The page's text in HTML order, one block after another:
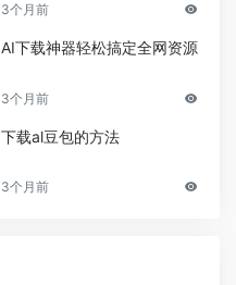
3个月前
AI下载神器轻松搞定全网资源
3个月前
下载al豆包的方法
3个月前